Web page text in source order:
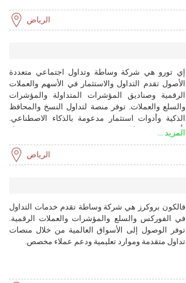
الرياض
إي تورو هي شركة وساطة وتداول اجتماعي متعددة
الأصول تقدم التداول والاستثمار في الأسهم والعملات
الرقمية وصناديق المؤشرات المتداولة والمؤشرات
والسلع والعملات. توفر منصة لتداول النسخ والمحافظ
الذكية وأدوات استثمار مدعومة بالذكاء الاصطناعي.
تأسست في عام 2007، وهي مرخصة في عدة دول
المزيد ...
الرياض
فالكون بروكرز هي شركة وساطة تقدم خدمات التداول
في الفوركس والسلع والمؤشرات والعملات الرقمية.
توفر الوصول إلى الأسواق العالمية من خلال منصات
تداول متقدمة وموارد تعليمية ودعم عملاء مخصص.